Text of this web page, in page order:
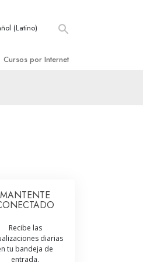
(Latino)
Cursos por Internet
y Lesiones
MANTENTE
Recibe las
diarias
tu bandeja de
entrada.